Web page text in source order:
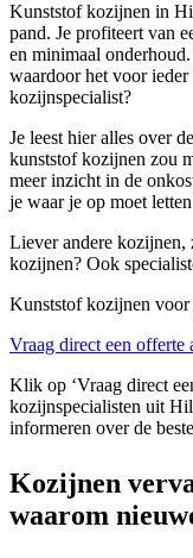
Kunststof kozijnen in
pand. Je profiteert van
en minimaal
waardoor het voor
kozijnspecialist?
Je leest hier alles over
kunststof kozijnen zou
meer inzicht in de
je waar je op moet
Liever andere
kozijnen? Ook
Kunststof kozijnen
Vraag direct een offerte
Klik op ‘Vraag direct
kozijnspecialisten uit
informeren over de
Kozijnen
waarom